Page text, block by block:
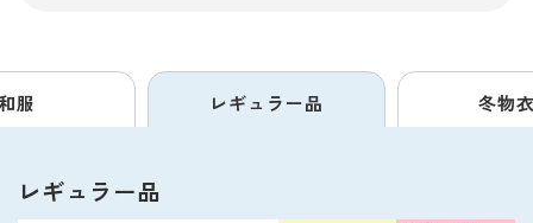
服 レギュラー品 冬物
レギュラー品